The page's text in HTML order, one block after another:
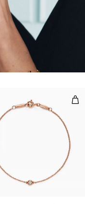
그 펜던트, 실버 및 로다